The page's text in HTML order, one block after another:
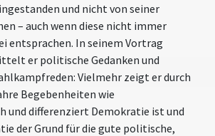
und nicht von seiner
– auch wenn diese nicht immer
entsprachen. In seinem Vortrag
er politische Gedanken und
Vielmehr zeigt er durch
Begebenheiten wie
und differenziert Demokratie ist und
der Grund für die gute politische,